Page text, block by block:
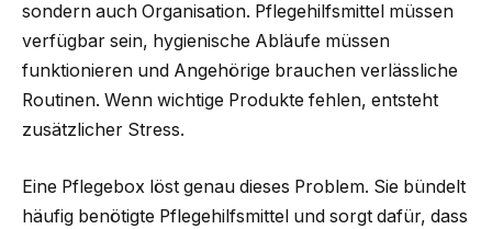
sondern auch Organisation. Pflegehilfsmittel müssen
verfügbar sein, hygienische Abläufe müssen
funktionieren und Angehörige brauchen verlässliche
Routinen. Wenn wichtige Produkte fehlen, entsteht
zusätzlicher Stress.
Eine Pflegebox löst genau dieses Problem. Sie bündelt
häufig benötigte Pflegehilfsmittel und sorgt dafür, dass